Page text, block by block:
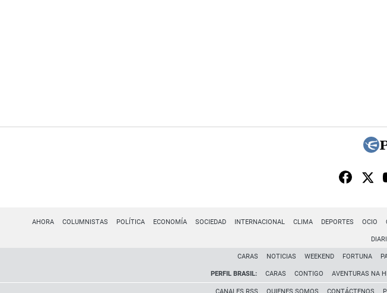
AHORA COLUMNISTAS POLÍTICA ECONOMÍA SOCIEDAD INTERNACIONAL CLIMA DEPORTES OCIO
CARAS NOTICIAS WEEKEND FORTUNA
PERFIL BRASIL: CARAS CONTIGO AVENTURAS NA